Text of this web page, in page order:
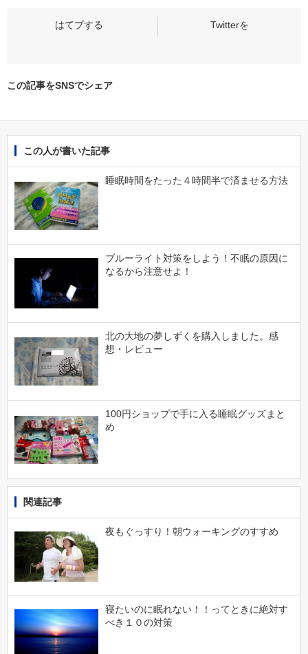
この記事をSNSでシェア
この人が書いた記事
睡眠時間をたった４時間半で済ませる方法
ブルーライト対策をしよう！不眠の原因に
なるから注意せよ！
北の大地の夢しずくを購入しました。感
想・レビュー
100円ショップで手に入る睡眠グッズまと
め
関連記事
夜もぐっすり！朝ウォーキングのすすめ
寝たいのに眠れない！！ってときに絶対す
べき１０の対策